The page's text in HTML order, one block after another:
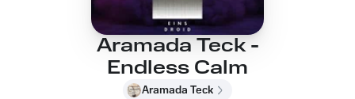
Aramada Teck -
Endless Calm
Aramada Teck